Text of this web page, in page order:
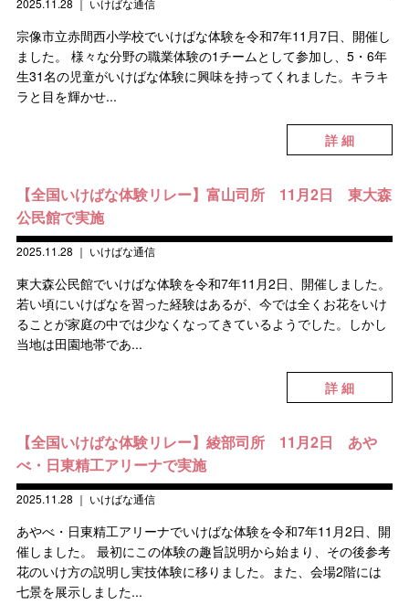
2025.11.28 ｜ いけばな通信
宗像市立赤間西小学校でいけばな体験を令和7年11月7日、開催し
ました。 様々な分野の職業体験の1チームとして参加し、5・6年
生31名の児童がいけばな体験に興味を持ってくれました。キラキ
ラと目を輝かせ...
詳 細
【全国いけばな体験リレー】富山司所 11月2日 東大森
公民館で実施
2025.11.28 ｜ いけばな通信
東大森公民館でいけばな体験を令和7年11月2日、開催しました。
若い頃にいけばなを習った経験はあるが、今では全くお花をいけ
ることが家庭の中では少なくなってきているようでした。しかし
当地は田園地帯であ...
詳 細
【全国いけばな体験リレー】綾部司所 11月2日 あや
べ・日東精工アリーナで実施
2025.11.28 ｜ いけばな通信
あやべ・日東精工アリーナでいけばな体験を令和7年11月2日、開
催しました。 最初にこの体験の趣旨説明から始まり、その後参考
花のいけ方の説明し実技体験に移りました。また、会場2階には
七景を展示しました...